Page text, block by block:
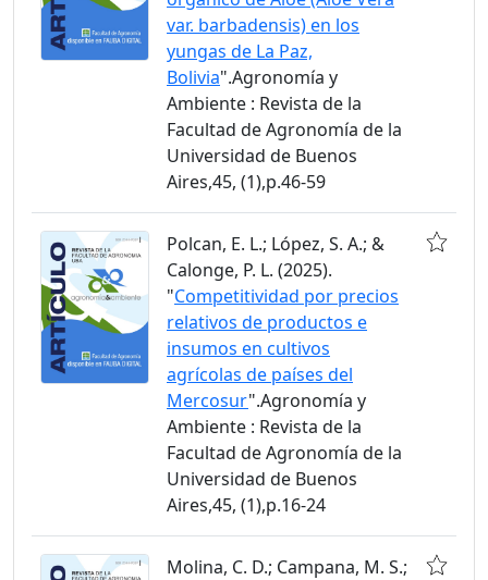
var. barbadensis) en los
yungas de La Paz,
Bolivia".Agronomía y
Ambiente : Revista de la
Facultad de Agronomía de la
Universidad de Buenos
Aires,45, (1),p.46-59
Polcan, E. L.; López, S. A.; &
Calonge, P. L. (2025).
"Competitividad por precios
relativos de productos e
insumos en cultivos
agrícolas de países del
Mercosur".Agronomía y
Ambiente : Revista de la
Facultad de Agronomía de la
Universidad de Buenos
Aires,45, (1),p.16-24
Molina, C. D.; Campana, M. S.;